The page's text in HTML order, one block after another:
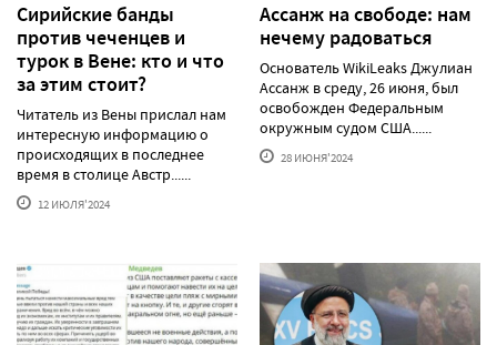
Сирийские банды
против чеченцев и
турок в Вене: кто и что
за этим стоит?
Читатель из Вены прислал нам
интересную информацию о
происходящих в последнее
время в столице Австр......
12 ИЮЛЯ'2024
Ассанж на свободе: нам
нечему радоваться
Основатель WikiLeaks Джулиан
Ассанж в среду, 26 июня, был
освобожден Федеральным
окружным судом США......
28 ИЮНЯ'2024